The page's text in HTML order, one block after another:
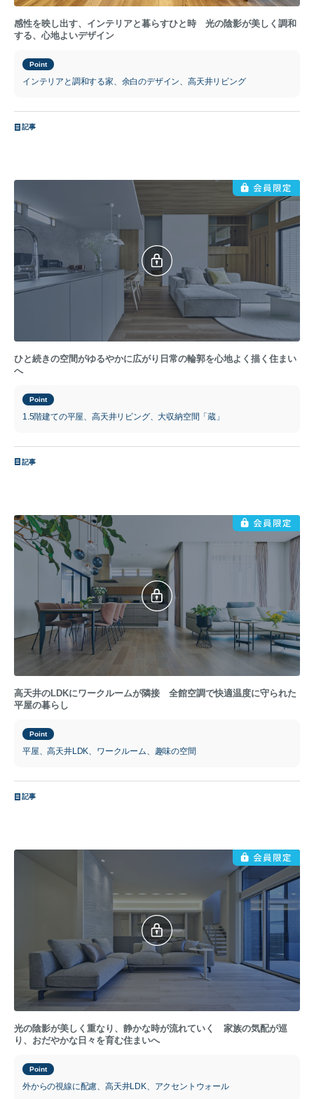
感性を映し出す、インテリアと暮らすひと時 光の陰影が美しく調和
する、心地よいデザイン
Point
インテリアと調和する家、余白のデザイン、高天井リビング
記事
ひと続きの空間がゆるやかに広がり日常の輪郭を心地よく描く住まい
へ
Point
1.5階建ての平屋、高天井リビング、大収納空間「蔵」
記事
高天井のLDKにワークルームが隣接 全館空調で快適温度に守られた
平屋の暮らし
Point
平屋、高天井LDK、ワークルーム、趣味の空間
記事
光の陰影が美しく重なり、静かな時が流れていく 家族の気配が巡
り、おだやかな日々を育む住まいへ
Point
外からの視線に配慮、高天井LDK、アクセントウォール